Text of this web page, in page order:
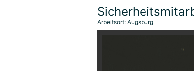
Arbeitsort: Augsburg